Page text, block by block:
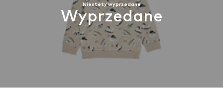
Niestety wyprzedane
Wyprzedane